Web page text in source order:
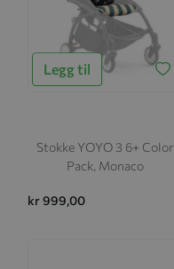
Legg til
Stokke YOYO 3 6+ Color
Pack, Monaco
kr 999,00